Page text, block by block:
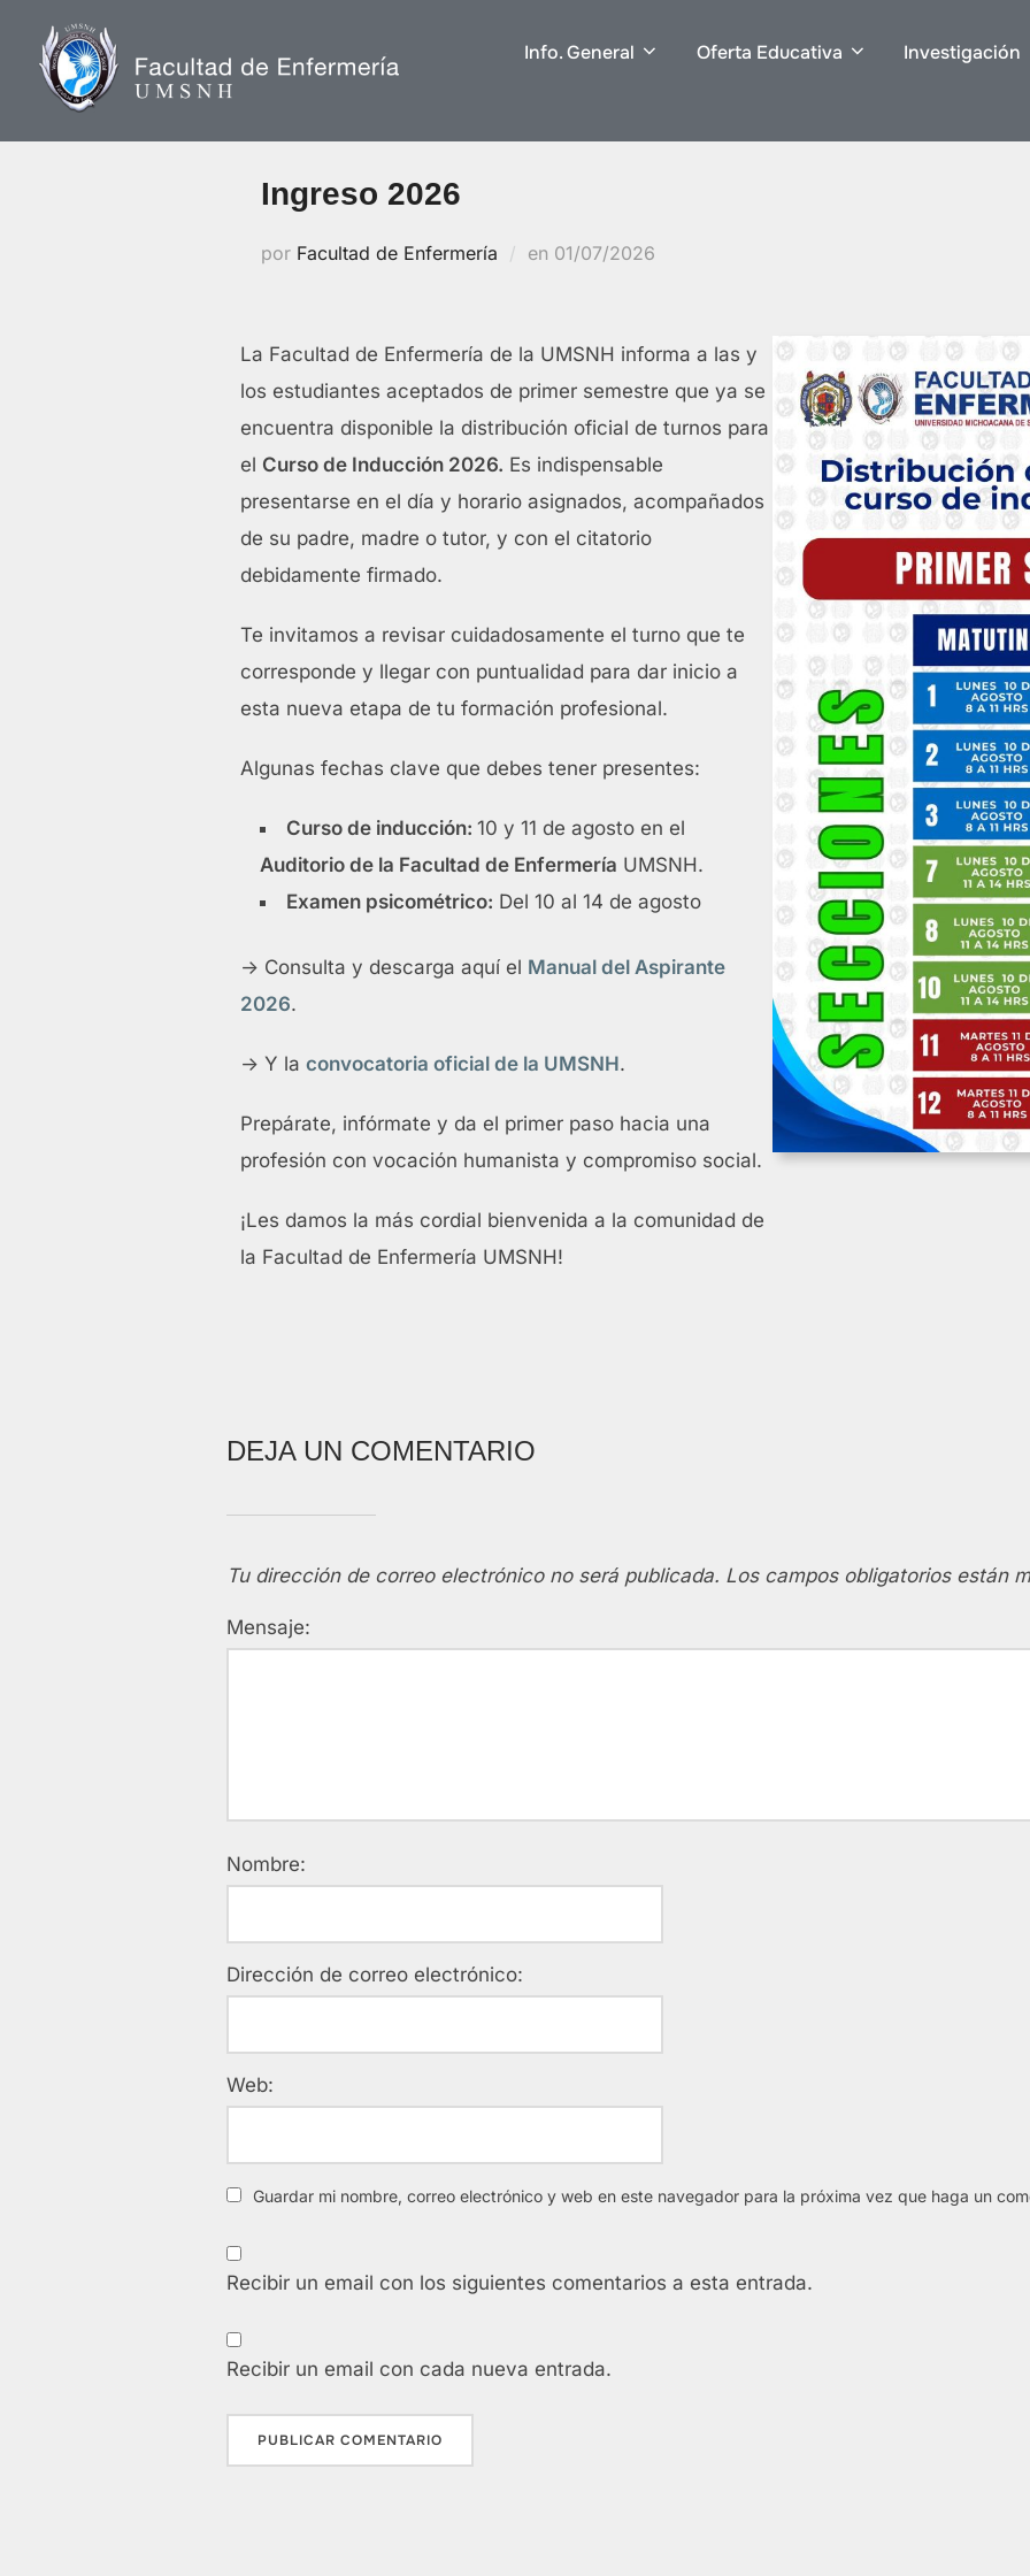
contenido
Info. General Oferta Educativa Investigación
Ingreso 2026
por Facultad de Enfermería en Publicado
01/07/2026
La Facultad de Enfermería de la UMSNH informa a las y
los estudiantes aceptados de primer semestre que ya se
encuentra disponible la distribución oficial de turnos para
el Curso de Inducción 2026. Es indispensable
presentarse en el día y horario asignados, acompañados
de su padre, madre o tutor, y con el citatorio
debidamente firmado.
Te invitamos a revisar cuidadosamente el turno que te
corresponde y llegar con puntualidad para dar inicio a
esta nueva etapa de tu formación profesional.
Algunas fechas clave que debes tener presentes:
Curso de inducción: 10 y 11 de agosto en el
Auditorio de la Facultad de Enfermería UMSNH.
Examen psicométrico: Del 10 al 14 de agosto
-> Consulta y descarga aquí el Manual del Aspirante
2026.
-> Y la convocatoria oficial de la UMSNH.
Prepárate, infórmate y da el primer paso hacia una
profesión con vocación humanista y compromiso social.
¡Les damos la más cordial bienvenida a la comunidad de
la Facultad de Enfermería UMSNH!
DEJA UN COMENTARIO
Tu dirección de correo electrónico no será publicada. Los campos obligatorios están
Mensaje:
Nombre:
Dirección de correo electrónico:
Web:
Guardar mi nombre, correo electrónico y web en este navegador para la próxima vez que haga un
Recibir un email con los siguientes comentarios a esta entrada.
Recibir un email con cada nueva entrada.